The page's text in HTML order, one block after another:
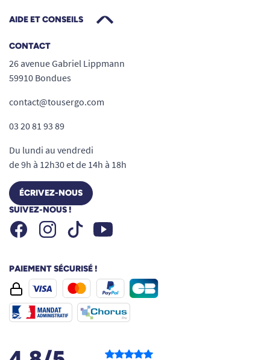
AIDE ET CONSEILS
CONTACT
26 avenue Gabriel Lippmann
59910 Bondues
contact@tousergo.com
03 20 81 93 89
Du lundi au vendredi
de 9h à 12h30 et de 14h à 18h
ÉCRIVEZ-NOUS
SUIVEZ-NOUS !
FacebookInstagramTiktok Youtube
PAIEMENT SÉCURISÉ !